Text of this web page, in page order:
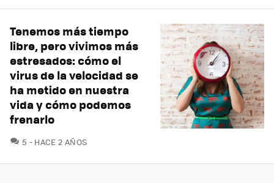
Tenemos más tiempo
libre, pero vivimos más
estresados: cómo el
virus de la velocidad se
ha metido en nuestra
vida y cómo podemos
frenarlo
5 COMENTARIOS
HACE 2 AÑOS